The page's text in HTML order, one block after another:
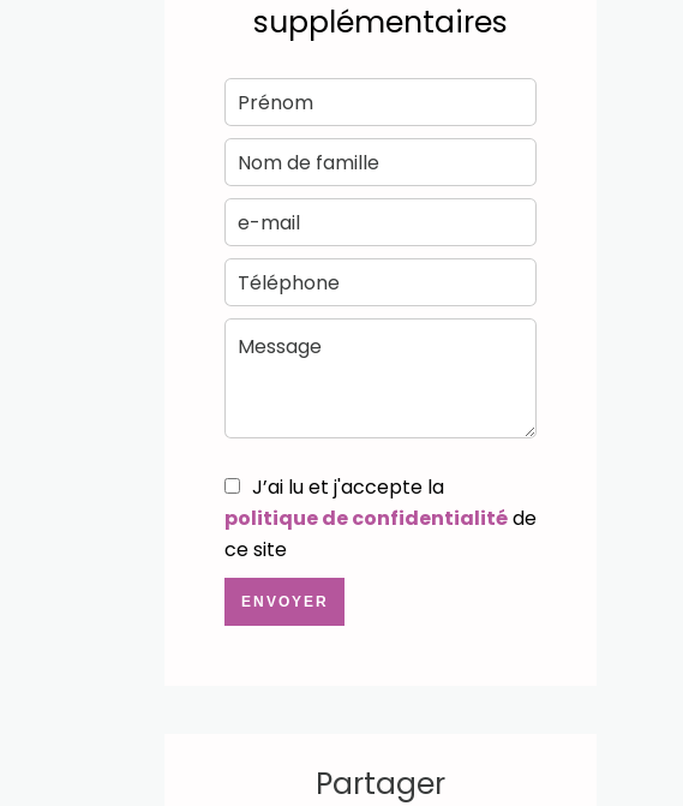
supplémentaires
J’ai lu et j'accepte la
politique de confidentialitéde
ce site
ENVOYER
Partager